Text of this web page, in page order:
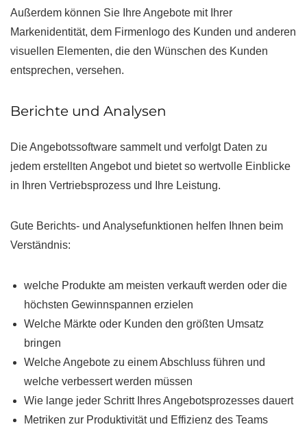
Außerdem können Sie Ihre Angebote mit Ihrer
Markenidentität, dem Firmenlogo des Kunden und anderen
visuellen Elementen, die den Wünschen des Kunden
entsprechen, versehen.
Berichte und Analysen
Die Angebotssoftware sammelt und verfolgt Daten zu
jedem erstellten Angebot und bietet so wertvolle Einblicke
in Ihren Vertriebsprozess und Ihre Leistung.
Gute Berichts- und Analysefunktionen helfen Ihnen beim
Verständnis:
welche Produkte am meisten verkauft werden oder die
höchsten Gewinnspannen erzielen
Welche Märkte oder Kunden den größten Umsatz
bringen
Welche Angebote zu einem Abschluss führen und
welche verbessert werden müssen
Wie lange jeder Schritt Ihres Angebotsprozesses dauert
Metriken zur Produktivität und Effizienz des Teams